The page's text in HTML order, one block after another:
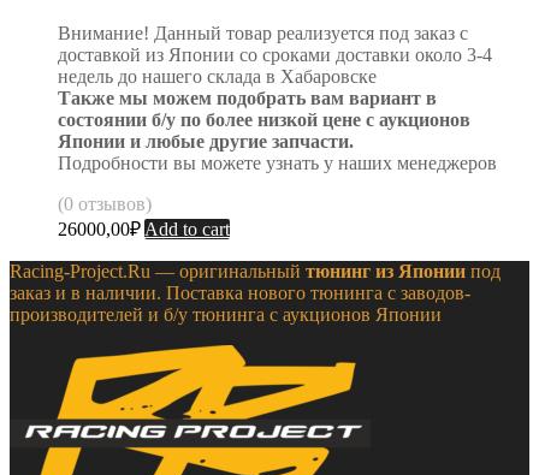
Внимание! Данный товар реализуется под заказ с
доставкой из Японии со сроками доставки около 3-4
недель до нашего склада в Хабаровске
Также мы можем подобрать вам вариант в
состоянии б/у по более низкой цене с аукционов
Японии и любые другие запчасти.
Подробности вы можете узнать у наших менеджеров
(0 отзывов)
26000,00₽ Add to cart
Racing-Project.Ru — оригинальный тюнинг из Японии под
заказ и в наличии. Поставка нового тюнинга с заводов-
производителей и б/у тюнинга с аукционов Японии